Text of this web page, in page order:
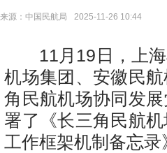
来源：中国民航局 2025-11-26 10:44
11月19日，上海
机场集团、安徽民
角民航机场协同发
署了《长三角民航
工作框架机制备忘录
开